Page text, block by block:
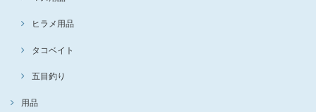
ヒラメ用品
タコベイト
五目釣り
用品